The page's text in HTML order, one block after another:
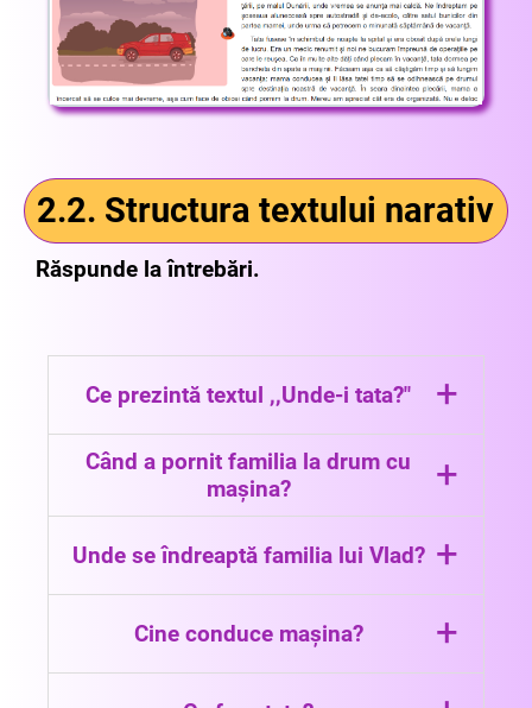
2.2. Structura textului narativ
Răspunde la întrebări.
Ce prezintă textul ,,Unde-i tata?" +
Textul prezintă întâmplări inspirate din
realitate.
Când a pornit familia la drum cu
mașina?
+
Familia a pornit la drum într-o
dimineață.
Unde se îndreaptă familia lui Vlad? +
Familia lui Vlad se îndreaptă spre casa
bunicilor.
Cine conduce mașina? +
Mama conduce mașina.